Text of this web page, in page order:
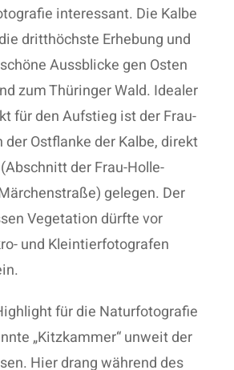
interessant. Die Kalbe
dritthöchste Erhebung und
Aussblicke gen Osten
zum Thüringer Wald. Idealer
für den Aufstieg ist der Frau-
der Ostflanke der Kalbe, direkt
der Frau-Holle-
gelegen. Der
Vegetation dürfte vor
und Kleintierfotografen
für die Naturfotografie
„Kitzkammer“ unweit der
Hier drang während des